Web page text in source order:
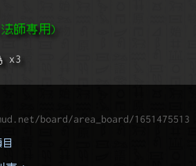
師專用)
x3
board/area_board/1651475513